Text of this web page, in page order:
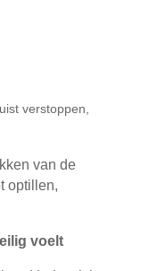
verstoppen,
van de
optillen,
voelt